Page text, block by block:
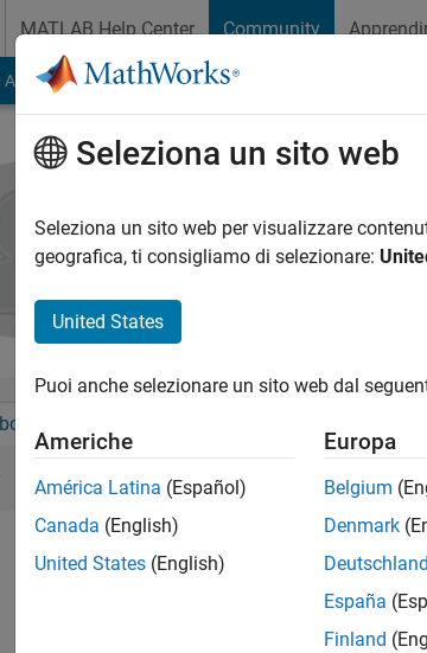
MATLAB Help Center Community
Answers File Exchange Cody
Followers:0Following:0
Seleziona un sito web
Seleziona un sito web per visualizzare
geografica, ti consigliamo di selezionare:
United States
Puoi anche selezionare un sito web dal
Americhe
América Latina (Español)
Canada (English)
United States (English)
Europa
Belgium
Denmark
Deutschland
España
Finland